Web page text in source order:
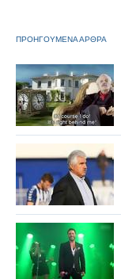
ΠΡΟΗΓΟΥΜΕΝΑ ΑΡΘΡΑ